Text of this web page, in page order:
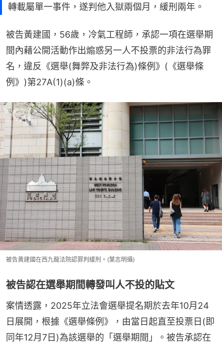
轉載屬單一事件，遂判他入獄兩個月，緩刑兩年。
被告黃建國，56歲，冷氣工程師，承認一項在選舉期
間內藉公開活動作出煽惑另一人不投票的非法行為罪
名，違反《選舉(舞弊及非法行為)條例》(《選舉條
例》)第27A(1)(a)條。
被告黃建國在西九龍法院認罪判緩刑。(葉志明攝)
被告認在選舉期間轉發叫人不投的貼文
案情透露，2025年立法會選舉提名期於去年10月24
日展開，根據《選舉條例》，由當日起直至投票日(即
同年12月7日)為該選舉的「選舉期間」。被告承認在